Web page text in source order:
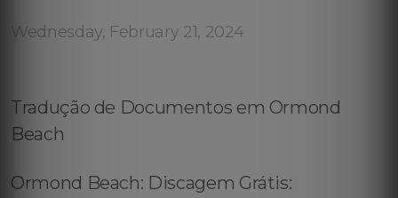
Wednesday, February 21, 2024
Tradução de Documentos em Ormond
Beach
Ormond Beach: Discagem Grátis: